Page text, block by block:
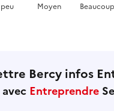
Moyen Beaucoup
Bercy infos
Entreprendre